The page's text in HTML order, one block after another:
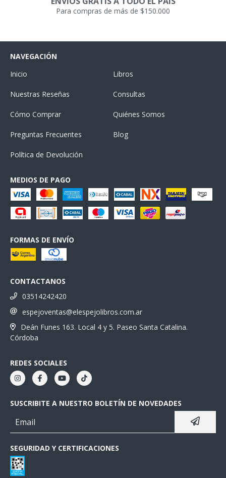
Para compras de más de $150.000
NAVEGACIÓN
Inicio
Libros
Nuestras Reseñas Consultas
Cómo Comprar Quiénes Somos
Preguntas Frecuentes Blog
Política de Devolución
MEDIOS DE PAGO
FORMAS DE ENVÍO
CONTACTANOS
03514242420
espejoventas@elespejolibros.com.ar
Deán Funes 163. Local 4 y 5. Paseo Santa Catalina.
Córdoba
REDES SOCIALES
SUSCRIBITE A NUESTRO BOLETÍN DE NOVEDADES
SEGURIDAD Y CERTIFICACIONES